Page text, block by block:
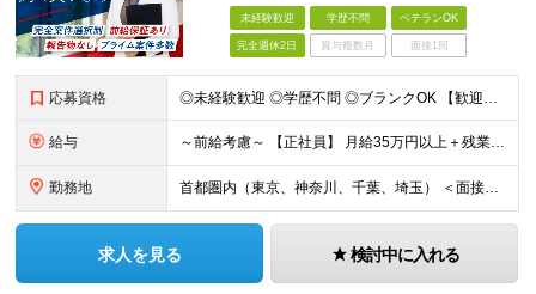
未経験歓迎 学歴不問 ベテランOK
完全週休2日 賞与複数月 面接1回
応募資格 ◎未経験歓迎 ◎学歴不問 ◎ブランクOK 【歓迎条件】 ◎AWSの基本設計、詳細設計、構築、テストの経験。 ◎AWSマネージドサービスの経験。 ◎AWS資格（SAA以上） AWS案件も豊富にあ
給与 ～前給考慮～ 【正社員】 月給35万円以上＋残業代＋賞与 ※試用期間中は契約社員の待遇（月給35万円以上＋残業代）となります。 【契約社員】 月給40万円以上＋残業代 ※正社員雇用あり ※これ
勤務地 首都圏内（東京、神奈川、千葉、埼玉） ＜面接地＞ ・WEB面接 TEAMS会議で行います。 ・対面 新宿HRDC／東京都新宿区新宿1-3-12 壱丁目参番館2階 「新宿御苑前駅」より徒歩3分
求人を見る 検討中に入れる